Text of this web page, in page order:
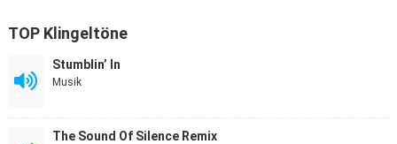
TOP Klingeltöne
Stumblin’ In
Musik
The Sound Of Silence Remix